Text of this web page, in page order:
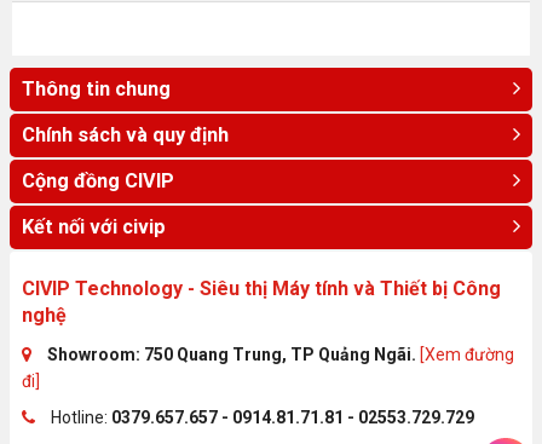
Thông tin chung
Chính sách và quy định
Cộng đồng CIVIP
Kết nối với civip
CIVIP Technology - Siêu thị Máy tính và Thiết bị Công
nghệ
Showroom: 750 Quang Trung, TP Quảng Ngãi. [Xem đường
đi]
Hotline: 0379.657.657 - 0914.81.71.81 - 02553.729.729